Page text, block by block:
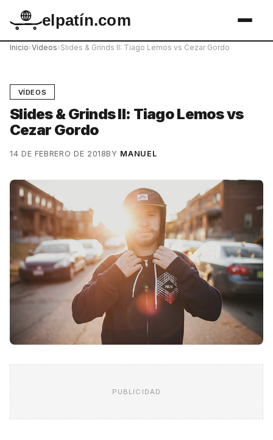
elpatín.com
Inicio›Vídeos›Slides & Grinds II: Tiago Lemos vs Cezar Gordo
VÍDEOS
Slides & Grinds II: Tiago Lemos vs
Cezar Gordo
14 DE FEBRERO DE 2018BY MANUEL
PUBLICIDAD